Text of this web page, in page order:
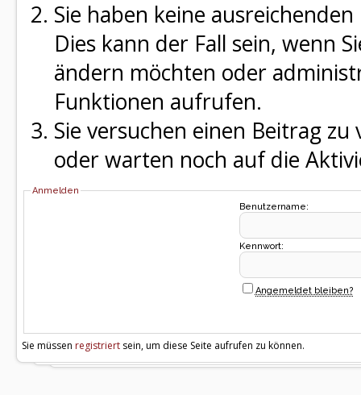
Sie haben keine
Dies kann der Fall sein, wenn
ändern möchten oder
Funktionen aufrufen.
Sie versuchen einen Beitrag
oder warten noch auf die
Anmelden
Benutzername:
Kennwort:
Angemeldet bleiben?
Sie müssen registriert sein, um diese Seite aufrufen zu können.